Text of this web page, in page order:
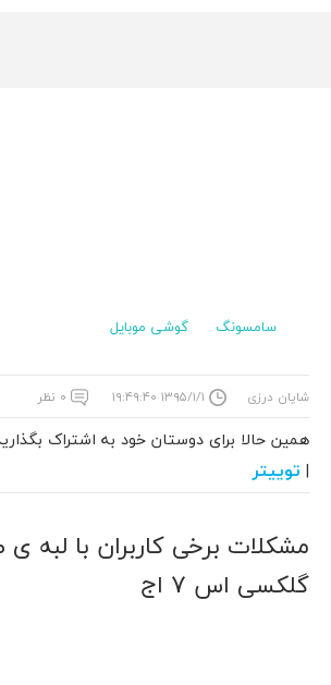
سامسونگ گوشی موبایل
شایان درزی ۱۳۹۵/۱/۱ ۱۹:۴۹:۴۰ ۰ نظر
همین حالا برای دوستان خود به اشتراک
| توییتر
مشکلات برخی کاربران با لبه
گلکسی اس 7 اج